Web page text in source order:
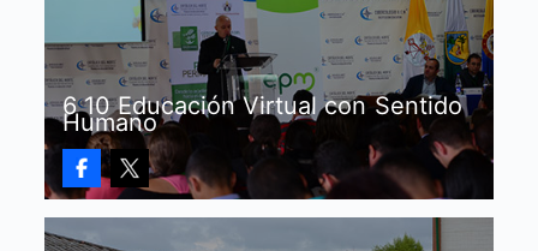
6 10 Educación Virtual con Sentido
Humano